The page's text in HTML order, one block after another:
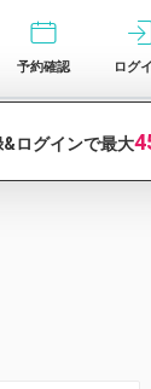
予約確認 ログ